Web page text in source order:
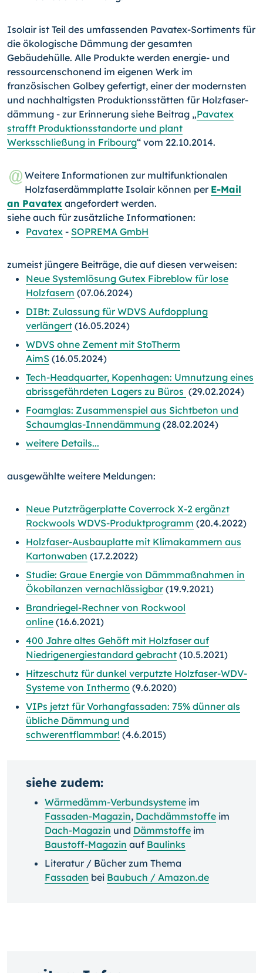
Isolair ist Teil des umfassenden Pavatex-Sortiments für
die ökologische Dämmung der gesamten
Gebäudehülle. Alle Produkte werden energie- und
ressourcenschonend im eigenen Werk im
französischen Golbey gefertigt, einer der modernsten
und nachhaltigsten Produktionsstätten für Holz­fa­ser­
däm­mung - zur Erinnerung siehe Beitrag „Pavatex
strafft Produktionsstandorte und plant
Werksschließung in Fribourg“ vom 22.10.2014.
Weitere Informationen zur multifunktionalen
Holzfaserdämmplatte Isolair können per E-Mail
an Pavatex angefordert werden.
siehe auch für zusätzliche Informationen:
Pavatex - SOPREMA GmbH
zumeist jüngere Beiträge, die auf diesen verweisen:
Neue Systemlösung Gutex Fibreblow für lose
Holzfasern (07.06.2024)
DIBt: Zulassung für WDVS Aufdopplung
verlängert (16.05.2024)
WDVS ohne Zement mit StoTherm
AimS (16.05.2024)
Tech-Headquarter, Kopenhagen: Umnutzung eines
abrissgefährdeten Lagers zu Büros (29.02.2024)
Foamglas: Zusammenspiel aus Sichtbeton und
Schaumglas-Innendämmung (28.02.2024)
weitere Details...
ausgewählte weitere Meldungen:
Neue Putzträgerplatte Coverrock X-2 ergänzt
Rockwools WDVS-Produktprogramm (20.4.2022)
Holzfaser-Ausbauplatte mit Klimakammern aus
Kartonwaben (17.2.2022)
Studie: Graue Energie von Dämmmaßnahmen in
Ökobilanzen vernachlässigbar(19.9.2021)
Brandriegel-Rechner von Rockwool
online (16.6.2021)
400 Jahre altes Gehöft mit Holzfaser auf
Niedrigenergiestandard gebracht (10.5.2021)
Hitzeschutz für dunkel verputzte Holzfaser-WDV-
Systeme von Inthermo (9.6.2020)
VIPs jetzt für Vorhangfassaden: 75% dünner als
übliche Dämmung und
schwerentflammbar! (4.6.2015)
siehe zudem:
Wärmedämm-Verbundsysteme im
Fassaden-Magazin, Dachdämmstoffe im
Dach-Magazin und Dämmstoffe im
Baustoff-Magazin auf Baulinks
Literatur / Bücher zum Thema
Fassaden bei Baubuch / Amazon.de